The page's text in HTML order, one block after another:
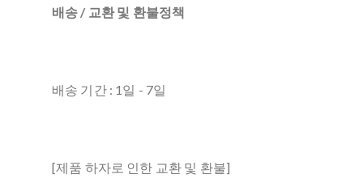
배송 / 교환 및 환불정책
배송 기간 : 1일 - 7일
[제품 하자로 인한 교환 및 환불]